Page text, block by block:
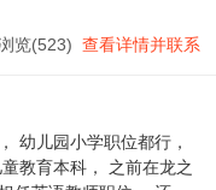
览(523) 查看详情并联系
幼儿园小学职位都行，
教育本科， 之前在龙之